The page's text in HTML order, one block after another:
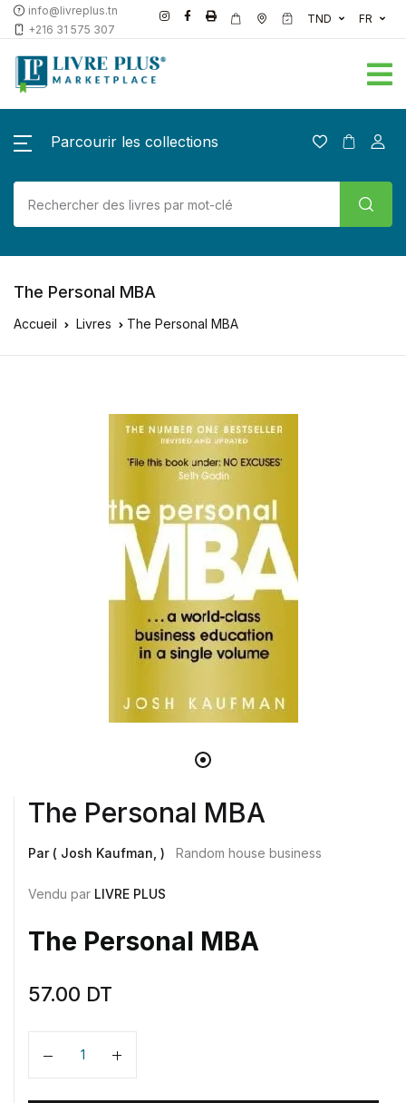
info@livreplus.tn
+216 31 575 307
TND FR
Parcourir les collections
The Personal MBA
Accueil Livres The Personal MBA
The Personal MBA
Par ( Josh Kaufman, ) Random house business
Vendu par LIVRE PLUS
The Personal MBA
57.00 DT
Quantité